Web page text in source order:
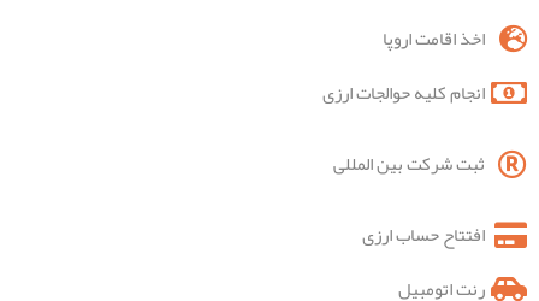
اخذ اقامت اروپا
انجام کلیه حوالجات ارزی
ثبت شرکت بین المللی
افتتاح حساب ارزی
رنت اتومبیل